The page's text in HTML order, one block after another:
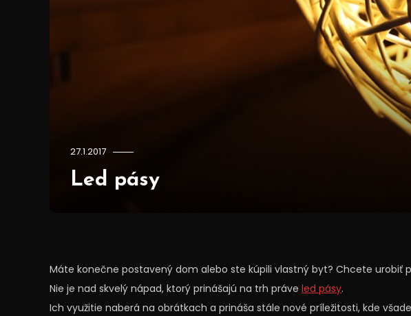
27.1.2017
Led pásy
Máte konečne postavený dom alebo ste kúpili vlastný byt? Chcete urobiť
Nie je nad skvelý nápad, ktorý prinášajú na trh práve led pásy.
Ich využitie naberá na obrátkach a prináša stále nové príležitosti, kde